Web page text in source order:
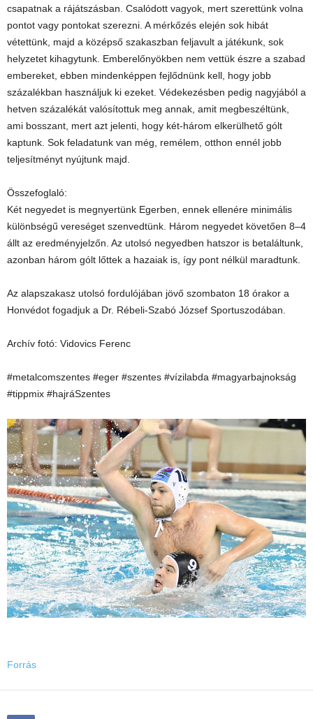
csapatnak a rájátszásban. Csalódott vagyok, mert szerettünk volna
pontot vagy pontokat szerezni. A mérkőzés elején sok hibát
vétettünk, majd a középső szakaszban feljavult a játékunk, sok
helyzetet kihagytunk. Emberelőnyökben nem vettük észre a szabad
embereket, ebben mindenképpen fejlődnünk kell, hogy jobb
százalékban használjuk ki ezeket. Védekezésben pedig nagyjából a
hetven százalékát valósítottuk meg annak, amit megbeszéltünk,
ami bosszant, mert azt jelenti, hogy két-három elkerülhető gólt
kaptunk. Sok feladatunk van még, remélem, otthon ennél jobb
teljesítményt nyújtunk majd.
Összefoglaló:
Két negyedet is megnyertünk Egerben, ennek ellenére minimális
különbségű vereséget szenvedtünk. Három negyedet követően 8–4
állt az eredményjelzőn. Az utolsó negyedben hatszor is betaláltunk,
azonban három gólt lőttek a hazaiak is, így pont nélkül maradtunk.
Az alapszakasz utolsó fordulójában jövő szombaton 18 órakor a
Honvédot fogadjuk a Dr. Rébeli-Szabó József Sportuszodában.
Archív fotó: Vidovics Ferenc
#metalcomszentes #eger #szentes #vízilabda #magyarbajnokság
#tippmix #hajráSzentes
Forrás